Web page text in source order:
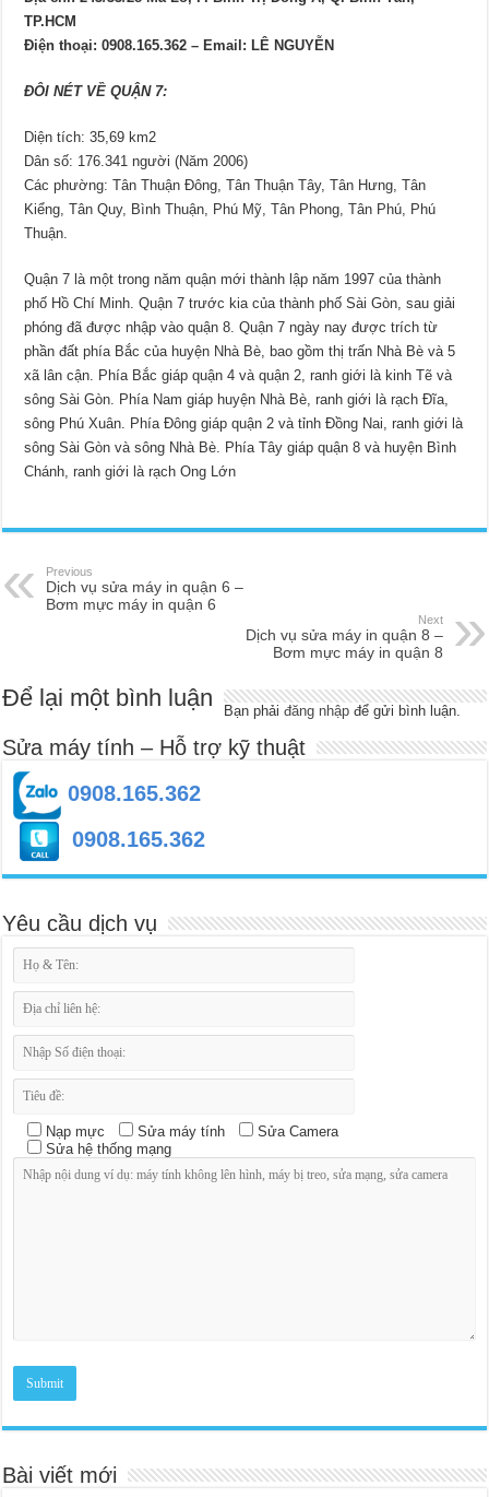
TP.HCM
Điện thoại: 0908.165.362 – Email: LÊ NGUYỄN
ĐÔI NÉT VỀ QUẬN 7:
Diện tích: 35,69 km2
Dân số: 176.341 người (Năm 2006)
Các phường: Tân Thuận Đông, Tân Thuận Tây, Tân Hưng, Tân
Kiểng, Tân Quy, Bình Thuận, Phú Mỹ, Tân Phong, Tân Phú, Phú
Thuận.
Quận 7 là một trong năm quận mới thành lập năm 1997 của thành
phố Hồ Chí Minh. Quận 7 trước kia của thành phố Sài Gòn, sau giải
phóng đã được nhập vào quận 8. Quận 7 ngày nay được trích từ
phần đất phía Bắc của huyện Nhà Bè, bao gồm thị trấn Nhà Bè và 5
xã lân cận. Phía Bắc giáp quận 4 và quận 2, ranh giới là kinh Tẽ và
sông Sài Gòn. Phía Nam giáp huyện Nhà Bè, ranh giới là rạch Đĩa,
sông Phú Xuân. Phía Đông giáp quận 2 và tỉnh Đồng Nai, ranh giới là
sông Sài Gòn và sông Nhà Bè. Phía Tây giáp quận 8 và huyện Bình
Chánh, ranh giới là rạch Ong Lớn
Previous
Dịch vụ sửa máy in quận 6 –
Bơm mực máy in quận 6
Next
Dịch vụ sửa máy in quận 8 –
Bơm mực máy in quận 8
Để lại một bình luận Bạn phảiđăng nhập để gửi bình luận.
Sửa máy tính – Hỗ trợ kỹ thuật
0908.165.362
0908.165.362
Yêu cầu dịch vụ
Nạp mực Sửa máy tính
Sửa Camera
Sửa hệ thống mạng
Bài viết mới